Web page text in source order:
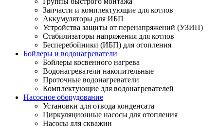
Запчасти и комплектующие для котлов
Аккумуляторы для ИБП
Устройства защиты от перенапряжений (УЗИП)
Стабилизаторы напряжения для котлов
Бесперебойники (ИБП) для отопления
Бойлеры и водонагреватели
Бойлеры косвенного нагрева
Водонагреватели накопительные
Проточные водонагреватели
Комплектующие для водонагревателей
Насосное оборудование
Установки для отвода конденсата
Циркуляционные насосы для отопления
Насосы для скважин